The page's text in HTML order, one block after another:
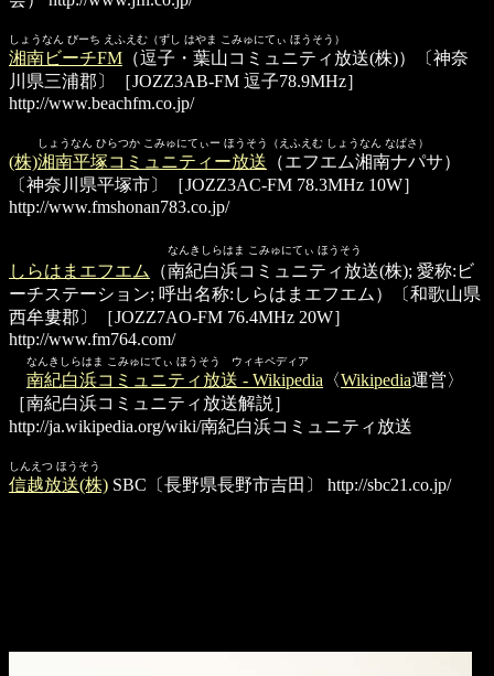
しょうなん びーち えふえむ（ずし はやま こみゅにてぃ ほうそう）
湘南ビーチFM （逗子・葉山コミュニティ放送(株)）〔神奈
川県三浦郡〕［JOZZ3AB-FM 逗子78.9MHz］
http://www.beachfm.co.jp/
しょうなん ひらつか こみゅにてぃー ほうそう（えふえむ しょうなん なぱさ）
(株)湘南平塚コミュニティー放送 （エフエム湘南ナパサ）
〔神奈川県平塚市〕［JOZZ3AC-FM 78.3MHz 10W］
http://www.fmshonan783.co.jp/
なんきしらはま こみゅにてぃ ほうそう
しらはまエフエム
（南紀白浜コミュニティ放送(株); 愛称:ビ
ーチステーション; 呼出名称:しらはまエフエム）〔和歌山県
西牟婁郡〕［JOZZ7AO-FM 76.4MHz 20W］
http://www.fm764.com/
なんきしらはま こみゅにてぃ ほうそう ウィキペディア
南紀白浜コミュニティ放送 - Wikipedia 〈Wikipedia運営〉
［南紀白浜コミュニティ放送解説］
http://ja.wikipedia.org/wiki/南紀白浜コミュニティ放送
しんえつ ほうそう
信越放送(株) SBC〔長野県長野市吉田〕 http://sbc21.co.jp/